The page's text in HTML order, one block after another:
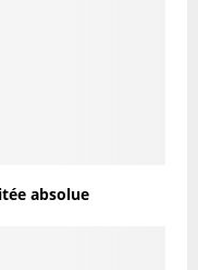
absolue